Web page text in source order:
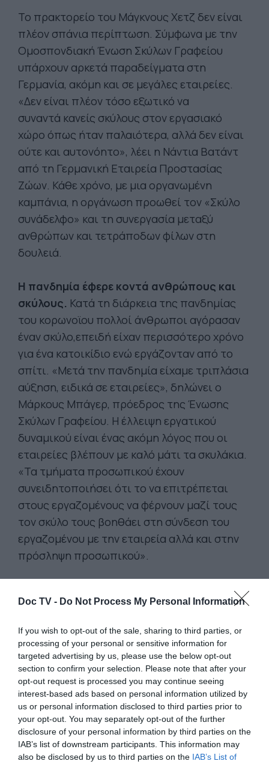
Doc TV - Do Not Process My Personal Information
If you wish to opt-out of the sale, sharing to third parties, or
processing of your personal or sensitive information for
targeted advertising by us, please use the below opt-out
section to confirm your selection. Please note that after your
opt-out request is processed you may continue seeing
interest-based ads based on personal information utilized by
us or personal information disclosed to third parties prior to
your opt-out. You may separately opt-out of the further
disclosure of your personal information by third parties on the
IAB’s list of downstream participants. This information may
also be disclosed by us to third parties on the IAB’s List of
Το πρακτορείο του Μάγκνους Χετζ δεν είναι
πλέον σπάνια περίπτωση. Σύμφωνα με την
Ομοσπονδιακή Ένωση Σκύλων Γραφείου
υπάρχουν αρκετά παραδείγματα στη
Γερμανία, ακόμη και σε μεγάλες εταιρείες.
«Δεν είναι πλέον τόσο εξωτικό να
συναντά κανείς σκύλους στον εργασιακό
χώρο όπως ήταν παλαιότερα, αλλά δεν είναι
ούτε και αυτονόητο», λέει η Νάντια Βατάντ
από τη Γερμανική Εταιρεία Προστασίας
Ζώων. Κάθε χρόνο, με μια οργανωμένη
καμπάνια, η οργάνωση προωθεί τον «Σκύλο
συνάδελφο» και τη συνεργασία μεταξύ
ανθρώπων και τετράποδων φίλων στη
δουλειά.
Η πανδημία έφερε κοντά ανθρώπους και
σκύλους. Κατά τη διάρκεια της πανδημίας
του κορωνοϊου πολλοί άνθρωποι αγόρασαν
έναν σκύλο,επειδή είχαν περισσότερο χρόνο
για ένα κατοικίδιο ενώ εργάζονταν από το
σπίτι. «Μετά την πανδημία είχαμε τριπλάσια
αύξηση, ειδικά σε εταιρείες», δηλώνει ο
Μάρκους Μπάγερ, πρόεδρος της Ένωσης
Σκύλων Γραφείου. Η έλλειψη εργατικού
δυναμικού είναι ένας ακόμη λόγος που οι
εταιρείες βλέπουν με καλό μάτι τα σκυλάκια.
«Τα τμήματα προσωπικού έχουν
συνειδητοποιήσει ότι το να επιτρέπεται
στους εργαζομένους να φέρνουν μαζί τους
τον σκύλο τους βοηθάει στη σύνδεση του
εργαζομένου με την εταιρεία αλλά και στην
πρόσληψη προσωπικού».
Η Siemens για παράδειγμα εξετάζει σοβαρά
το ζήτημα σε διάφορα εργοστάσιά της σε
για σκύλους στο γραφείο. Οι εργαζόμενοι θα
μπορούσαν να αγκαζάρουν γραφεία για τους
ίδιους και τον σκύλο τους», δηλώνει
εκπρόσωπος της εταιρείας. Εξετάζεται
ακόμη και η δημιουργία ενός κέντρου
ημερήσιας φροντίδας για σκύλους.
Φυσικά δεν υπάρχει αξίωση του εργαζομένου